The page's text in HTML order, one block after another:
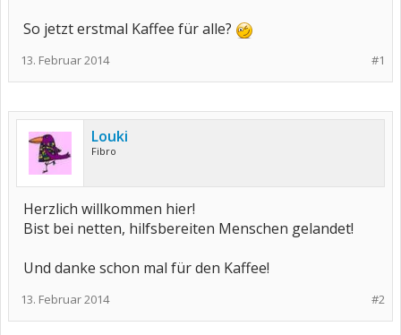
So jetzt erstmal Kaffee für alle?
#1
13. Februar 2014
Louki
Fibro
Herzlich willkommen hier!
Bist bei netten, hilfsbereiten Menschen gelandet!
Und danke schon mal für den Kaffee!
#2
13. Februar 2014